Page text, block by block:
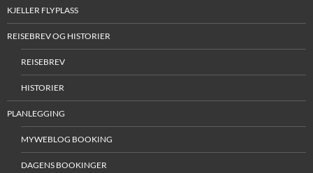
KJELLER FLYPLASS
REISEBREV OG HISTORIER
REISEBREV
HISTORIER
PLANLEGGING
MYWEBLOG BOOKING
DAGENS BOOKINGER